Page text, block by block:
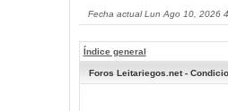
Fecha actual Lun Ago 10, 2026
Índice general
Foros Leitariegos.net -